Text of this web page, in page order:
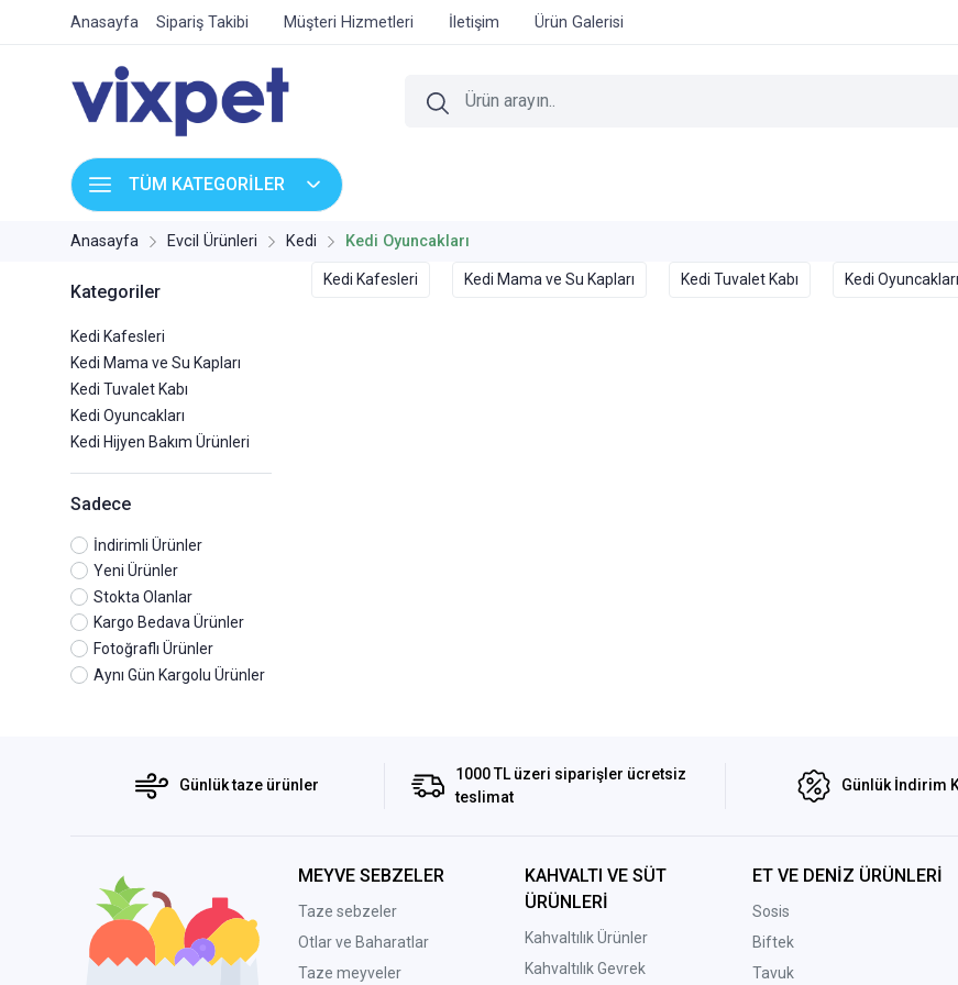
Anasayfa Sipariş Takibi Müşteri Hizmetleri İletişim Ürün Galerisi
TÜM KATEGORİLER
Anasayfa Evcil Ürünleri Kedi Kedi Oyuncakları
Kategoriler
Kedi Kafesleri
Kedi Mama ve Su Kapları
Kedi Tuvalet Kabı
Kedi Oyuncakları
Kedi Hijyen Bakım Ürünleri
Sadece
İndirimli Ürünler
Yeni Ürünler
Stokta Olanlar
Kargo Bedava Ürünler
Fotoğraflı Ürünler
Aynı Gün Kargolu Ürünler
Kedi Kafesleri Kedi Mama ve Su Kapları Kedi Tuvalet Kabı Kedi Oyuncakları
Günlük taze ürünler
1000 TL üzeri siparişler ücretsiz
teslimat
Günlük İndirim
MEYVE SEBZELER
Taze sebzeler
Otlar ve Baharatlar
Taze meyveler
KAHVALTI VE SÜT
ÜRÜNLERİ
Kahvaltılık Ürünler
Kahvaltılık Gevrek
ET VE DENİZ ÜRÜNLERİ
Sosis
Biftek
Tavuk